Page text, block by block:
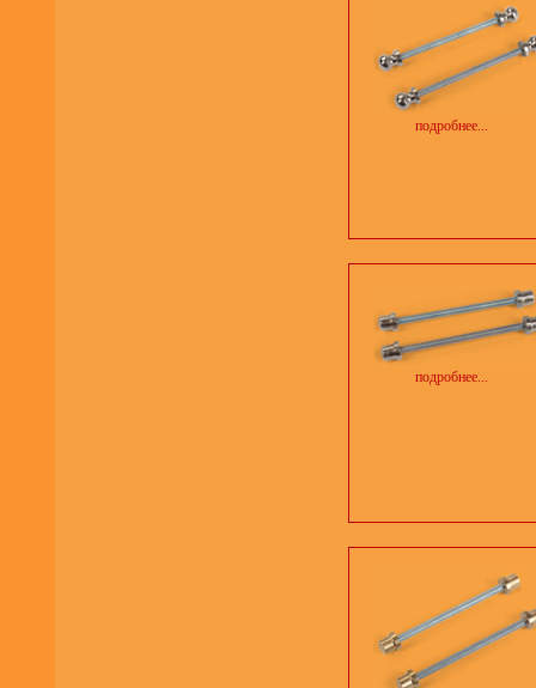
подробнее...
подробнее...